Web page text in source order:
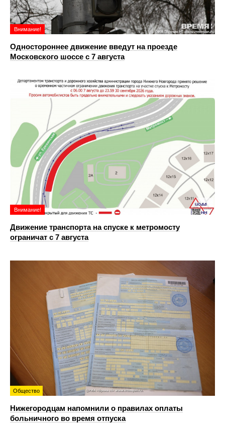
Внимание!
Одностороннее движение введут на проезде
Московского шоссе с 7 августа
Внимание!
Движение транспорта на спуске к метромосту
ограничат с 7 августа
Общество
Нижегородцам напомнили о правилах оплаты
больничного во время отпуска